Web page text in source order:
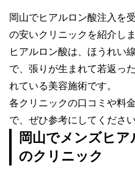
岡山でヒアルロン酸注入を
の安いクリニックを紹介しま
ヒアルロン酸は、ほうれい
で、張りが生まれて若返っ
れている美容施術です。
各クリニックの口コミや料
で、ぜひ参考にしてください
岡山でメンズヒ
のクリニック